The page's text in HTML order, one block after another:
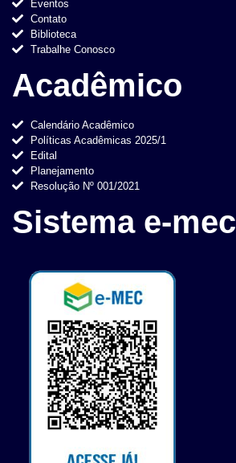
Eventos
Contato
Biblioteca
Trabalhe Conosco
Acadêmico
Calendário Acadêmico
Políticas Acadêmicas 2025/1
Edital
Planejamento
Resolução Nº 001/2021
Sistema e-mec